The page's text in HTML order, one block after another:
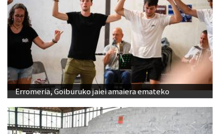
Erromeria, Goiburuko jaiei amaiera emateko